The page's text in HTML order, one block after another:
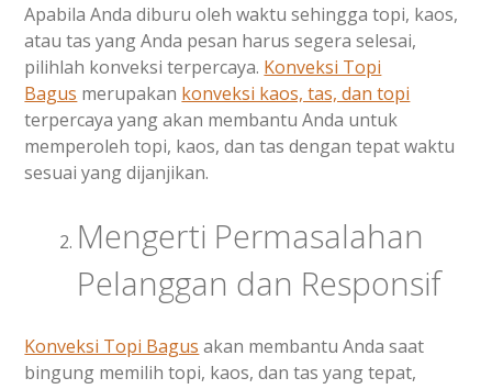
Apabila Anda diburu oleh waktu sehingga topi, kaos,
atau tas yang Anda pesan harus segera selesai,
pilihlah konveksi terpercaya. Konveksi Topi
Bagus merupakan konveksi kaos, tas, dan topi
terpercaya yang akan membantu Anda untuk
memperoleh topi, kaos, dan tas dengan tepat waktu
sesuai yang dijanjikan.
Mengerti Permasalahan
Pelanggan dan Responsif
Konveksi Topi Bagus akan membantu Anda saat
bingung memilih topi, kaos, dan tas yang tepat,